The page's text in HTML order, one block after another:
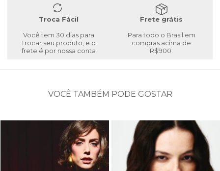
Troca Fácil
Você tem 30 dias para
trocar seu produto, e o
frete é por nossa conta
Frete grátis
Para todo o Brasil em
compras acima de
R$900.
VOCÊ TAMBÉM PODE GOSTAR